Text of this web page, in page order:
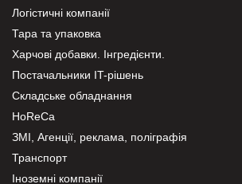
Логістичні компанії
Тара та упаковка
Харчові добавки. Інгредієнти.
Постачальники IT-рішень
Складське обладнання
HoReCa
ЗМІ, Агенції, реклама, поліграфія
Транспорт
Іноземні компанії